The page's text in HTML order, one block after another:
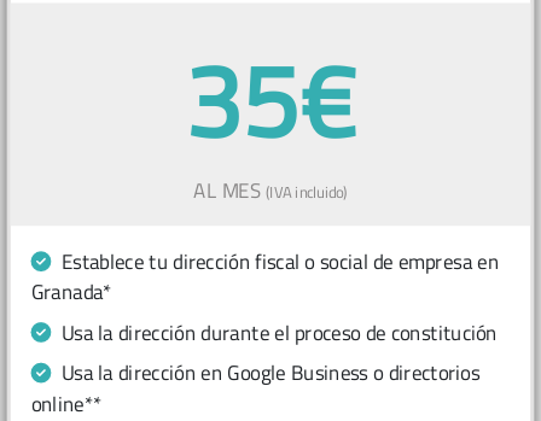
35€
AL MES(IVA incluido)
Establece tu dirección fiscal o social de empresa en
Granada*
Usa la dirección durante el proceso de constitución
Usa la dirección en Google Business o directorios
online**